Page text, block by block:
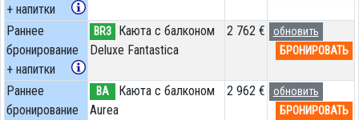
+ напитки
Раннее
бронирование
+ напитки
BR3
Каюта с балконом
Deluxe Fantastica
2 762 €
обновить
БРОНИРОВАТЬ
Раннее
бронирование
BA
Каюта с балконом
Aurea
2 962 €
обновить
БРОНИРОВАТЬ